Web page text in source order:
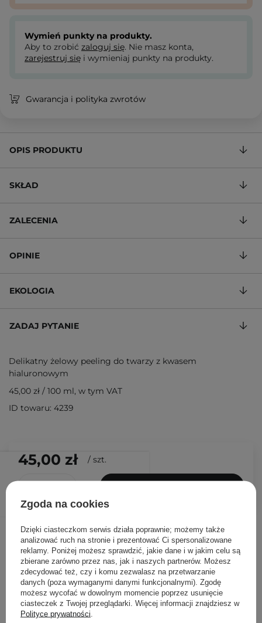
45,00 zł / szt.
Wymień punkty na produkty.
Aby to zrobić zaloguj się. Nie masz konta,
zarejestruj się i wymieniaj punkty na produkty.
Gwarancja i polityka zwrotów
OPIS PRODUKTU
SKŁAD
ZALECENIA
OPINIE
EKOLOGIA
ZADAJ PYTANIE
Delikatny żelowy peeling do twarzy z kwasem
hialuronowym
45,00 zł / 100 ml, w tym VAT
ID towaru: 4239
Inni klienci sprawdzali również
Zgoda na cookies
Dzięki ciasteczkom serwis działa poprawnie; możemy także
analizować ruch na stronie i prezentować Ci spersonalizowane
reklamy. Poniżej możesz sprawdzić, jakie dane i w jakim celu są
zbierane zarówno przez nas, jak i naszych partnerów. Możesz
zdecydować też, czy i komu zezwalasz na przetwarzanie
danych (poza wymaganymi danymi funkcjonalnymi). Zgodę
możesz wycofać w dowolnym momencie poprzez usunięcie
ciasteczek z Twojej przeglądarki. Więcej informacji znajdziesz w
Polityce prywatności